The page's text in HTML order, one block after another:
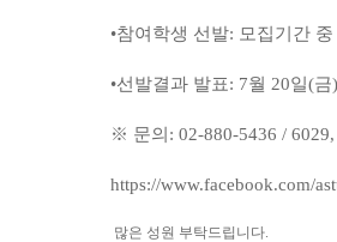
•참여학생 선발: 모집기간
•선발결과 발표: 7월 20일(
※ 문의: 02-880-5436 / 6029,
https://www.facebook.com/
많은 성원 부탁드립니다.